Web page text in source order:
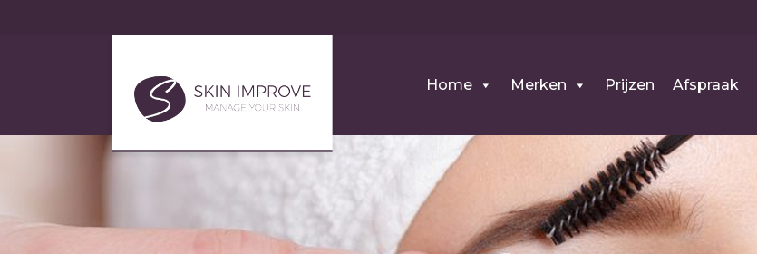
Home Merken Prijzen Afspraak